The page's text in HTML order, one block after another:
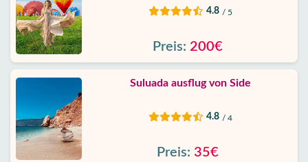
4.8 / 5
Preis: 200€
Suluada ausflug von Side
4.8 / 4
Preis: 35€